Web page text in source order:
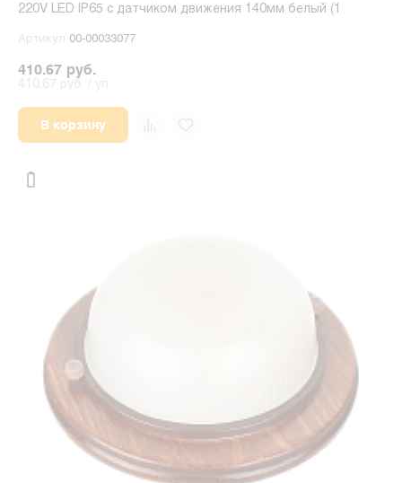
220V LED IP65 с датчиком движения 140мм белый (1
Артикул 00-00033077
410.67 руб.
В корзину